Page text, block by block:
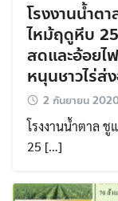
โรงงานน้ำต
ไหม้ฤดูหีบ
สดและอ้อยไ
หนุนชาวไร่ส่
2 กันยายน
โรงงานน้ำตาล
25 […]